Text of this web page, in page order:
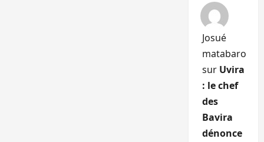
Josué
matabaro
sur Uvira
: le chef
des
Bavira
dénonce